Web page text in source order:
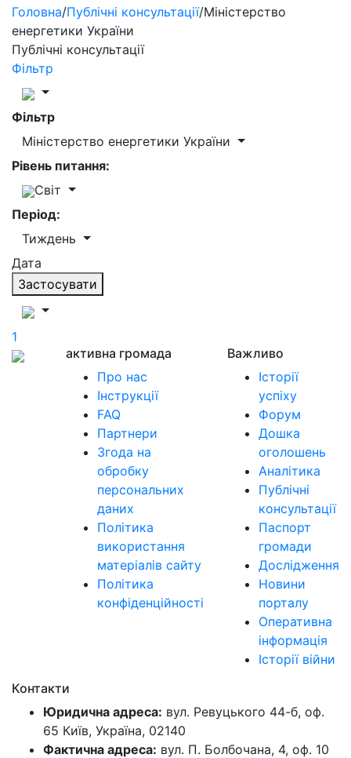
Головна/Публічні консультації/Міністерство
енергетики України
Публічні консультації
Фільтр
Фільтр
Міністерство енергетики України
Рівень питання:
Світ
Період:
Тиждень
Дата
Застосувати
1
активна громада
Про нас
Інструкції
FAQ
Партнери
Згода на
обробку
персональних
даних
Політика
використання
матеріалів сайту
Політика
конфіденційності
Важливо
Історії
успіху
Форум
Дошка
оголошень
Аналітика
Публічні
консультації
Паспорт
громади
Дослідження
Новини
порталу
Оперативна
інформація
Історії війни
Контакти
Юридична адреса: вул. Ревуцького 44-б, оф.
65 Київ, Україна, 02140
Фактична адреса: вул. П. Болбочана, 4, оф. 10